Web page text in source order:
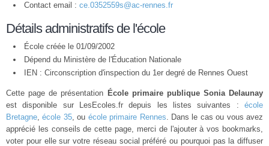
Contact email : ce.0352559s@ac-rennes.fr
Détails administratifs de l'école
École créée le 01/09/2002
Dépend du Ministère de l'Éducation Nationale
IEN : Circonscription d'inspection du 1er degré de Rennes Ouest
Cette page de présentation École primaire publique Sonia Delaunay
est disponible sur LesEcoles.fr depuis les listes suivantes : école
Bretagne,école 35, ou école primaire Rennes. Dans le cas ou vous avez
apprécié les conseils de cette page, merci de l'ajouter à vos bookmarks,
voter pour elle sur votre réseau social préféré ou pourquoi pas la diffuser